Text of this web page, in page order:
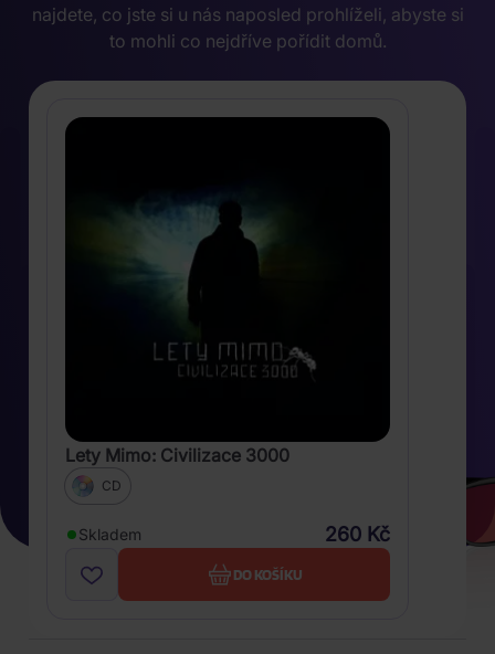
najdete, co jste si u nás naposled prohlíželi, abyste si
to mohli co nejdříve pořídit domů.
Lety Mimo: Civilizace 3000
CD
Skladem 260 Kč
DO KOŠÍKU